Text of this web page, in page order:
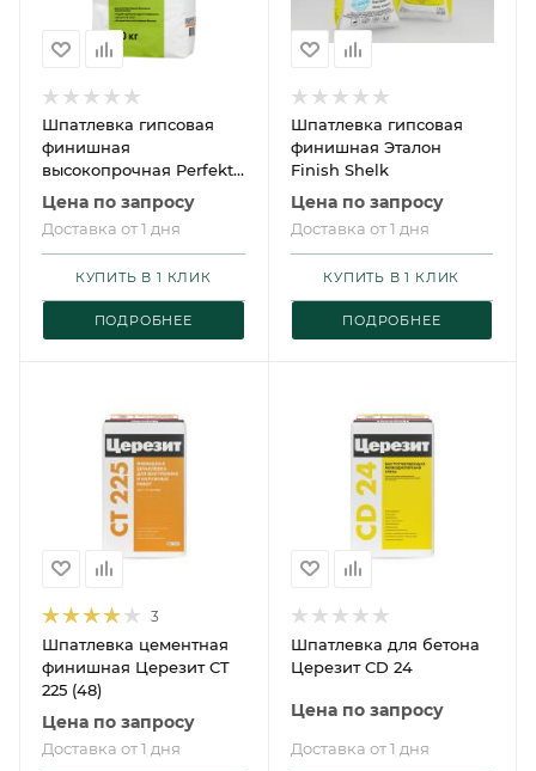
Шпатлевка гипсовая
финишная
высокопрочная Perfekta
Суперфиниш 20 кг
Цена по запросу
Доставка от 1 дня
ПОДРОБНЕЕ
КУПИТЬ В 1 КЛИК
Шпатлевка гипсовая
финишная Эталон
Finish Shelk
Цена по запросу
Доставка от 1 дня
ПОДРОБНЕЕ
КУПИТЬ В 1 КЛИК
3
Шпатлевка цементная
финишная Церезит CT
225 (48)
Цена по запросу
Доставка от 1 дня
Шпатлевка для бетона
Церезит CD 24
Цена по запросу
Доставка от 1 дня